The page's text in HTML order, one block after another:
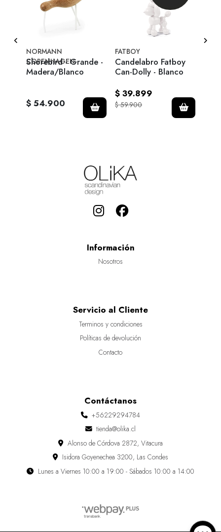
NORMANN
COPENHAGEN
Shorebird - Grande -
Madera/Blanco
$ 54.900
FATBOY
Candelabro Fatboy
Can-Dolly - Blanco
$ 39.899
$ 59.900
Información
Nosotros
Servicio al Cliente
Terminos y condiciones
Políticas de devolución
Contacto
Contáctanos
+56229294784
tienda@olika.cl
Alonso de Córdova 2872, Vitacura
Isidora Goyenechea 3200, Las Condes
Lunes a Viernes 10:00 a 19:00 - Sábados 10:00 a 14:00